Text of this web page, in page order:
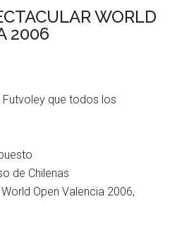
WORLD
2006
que todos los
de Chilenas
Open Valencia 2006,